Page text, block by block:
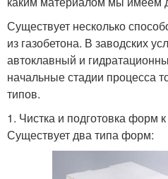
Существует несколько
из газобетона. В заводских
автоклавный и
начальные стадии процесса
типов.
1. Чистка и подготовка форм
Существует два типа форм: